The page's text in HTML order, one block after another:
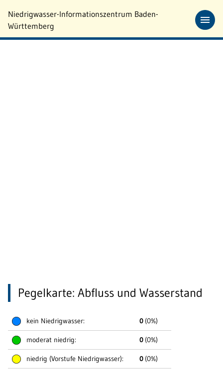
Zum Hauptinhalt springen
Niedrigwasser-Informationszentrum Baden-
Württemberg